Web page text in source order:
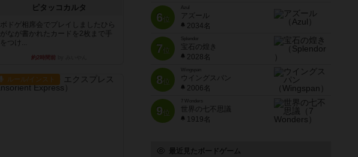
ピタッコカルタ
ボドゲ相席会でプレイしましたひら
がなが書かれたカードを2枚まで手
をつけ...
約2時間前
ルール/インスト
6位
Azul
アズール
2034名
7位
宝石の煌き
2028名
8位
Wingspan
ウイングスパン
2006名
9位
7 Wonders
世界の七不思議
1919名
最近見たボードゲーム